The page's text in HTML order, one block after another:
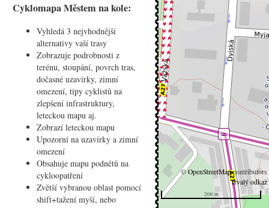
Cyklomapa Městem na kole:
Vyhledá 3 nejvhodnější
alternativy vaší trasy
Zobrazuje podrobnosti z
terénu, stoupání, povrch tras,
dočasné uzavírky, zimní
omezení, tipy cyklistů na
zlepšení infrastruktury,
leteckou mapu aj.
Zobrazí leteckou mapu
Upozorní na uzavírky a zimní
omezení
Obsahuje mapu podnětů na
cykloopatření
Zvětší vybranou oblast pomocí
shift+tažení myší, nebo
©OpenStreetMapcontributors
Trvalý odkaz
200 m